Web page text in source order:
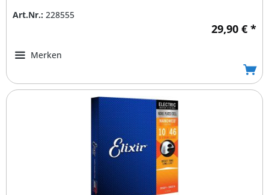
Art.Nr.: 228555
29,90 € *
Merken